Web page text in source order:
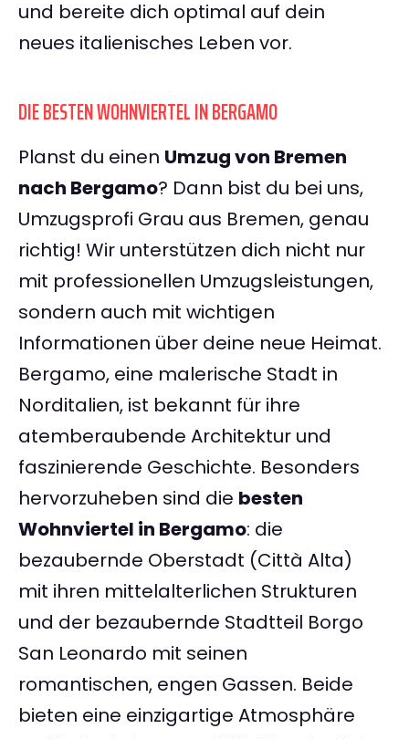
und bereite dich optimal auf dein
neues italienisches Leben vor.
DIE BESTEN WOHNVIERTEL IN BERGAMO
Planst du einen Umzug von Bremen
nach Bergamo? Dann bist du bei uns,
Umzugsprofi Grau aus Bremen, genau
richtig! Wir unterstützen dich nicht nur
mit professionellen Umzugsleistungen,
sondern auch mit wichtigen
Informationen über deine neue Heimat.
Bergamo, eine malerische Stadt in
Norditalien, ist bekannt für ihre
atemberaubende Architektur und
faszinierende Geschichte. Besonders
hervorzuheben sind die besten
Wohnviertel in Bergamo: die
bezaubernde Oberstadt (Città Alta)
mit ihren mittelalterlichen Strukturen
und der bezaubernde Stadtteil Borgo
San Leonardo mit seinen
romantischen, engen Gassen. Beide
bieten eine einzigartige Atmosphäre